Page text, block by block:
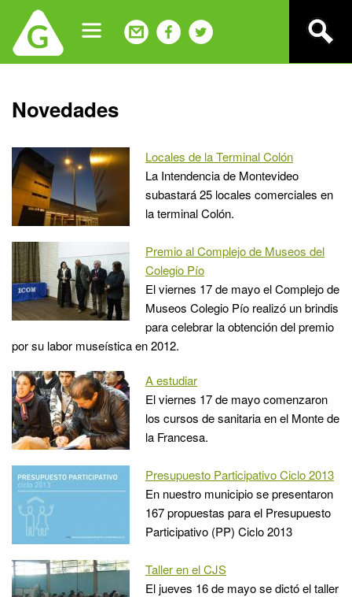
navigation
Back
to
Novedades
Locales de la Terminal Colón
La Intendencia de Montevideo
subastará 25 locales comerciales en
la terminal Colón.
Premio al Complejo de Museos del
Colegio Pío
El viernes 17 de mayo el Complejo de
Museos Colegio Pío realizó un brindis
para celebrar la obtención del premio
por su labor museística en 2012.
A estudiar
El viernes 17 de mayo comenzaron
los cursos de sanitaria en el Monte de
la Francesa.
Presupuesto Participativo Ciclo 2013
En nuestro municipio se presentaron
167 propuestas para el Presupuesto
Participativo (PP) Ciclo 2013
Taller en el CJS
El jueves 16 de mayo se dictó el taller